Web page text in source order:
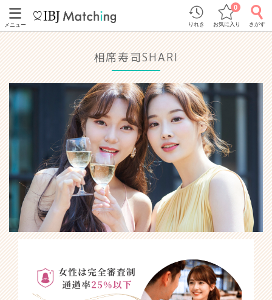
メニュー りれき お気に入り
0
さがす
相席寿司SHARI